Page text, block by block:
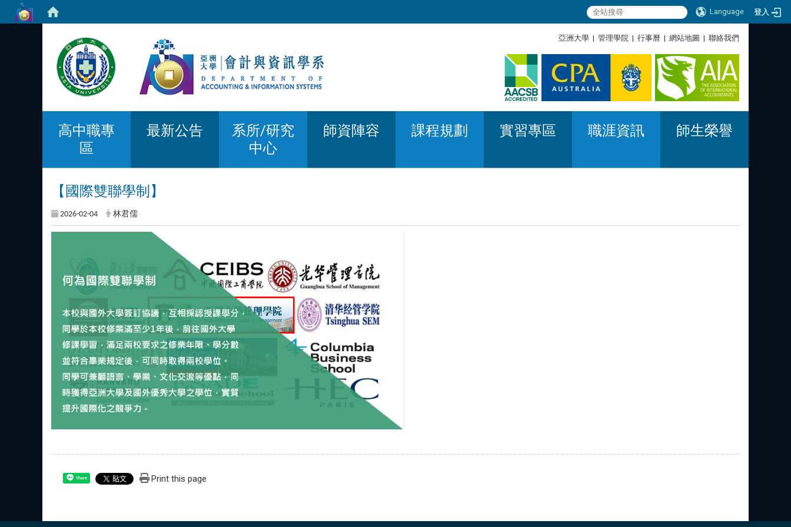
Language 登入
:::
亞洲大學 | 管理學院 | 行事曆 | 網站地圖 | 聯絡我們
高中職專
區
最新公告
系所/研究
中心
師資陣容 課程規劃 實習專區 職涯資訊 師生榮譽
【國際雙聯學制】
2026-02-04 林君儒
Share Print this page